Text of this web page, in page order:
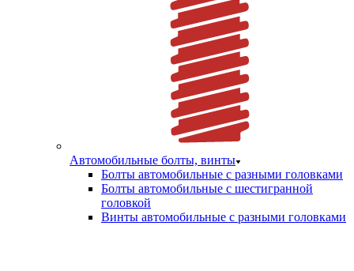
Автомобильные болты, винты
Болты автомобильные с разными головками
Болты автомобильные с шестигранной
головкой
Винты автомобильные с разными головками